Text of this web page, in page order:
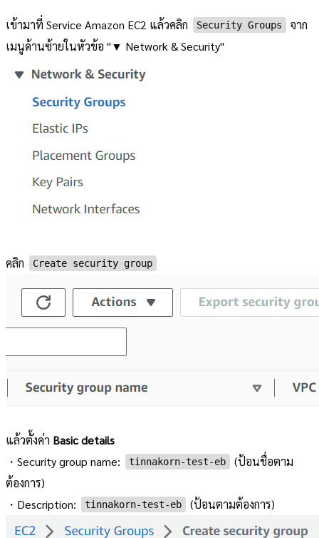
เข้ามาที่ Service Amazon EC2 แล้วคลิก Security Groups
จาก
เมนูด้านซ้ายในหัวข้อ "▼ Network & Security"
คลิก Create security group
แล้วตั้งค่า Basic details
・Security group name:
tinnakorn-test-eb
(ป้อนชื่อตาม
ต้องการ)
・Description:
tinnakorn-test-eb (ป้อนตามต้องการ)